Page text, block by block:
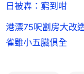
日被轟：窮到咁
港漂75呎劏房大改
雀雖小五臟俱全